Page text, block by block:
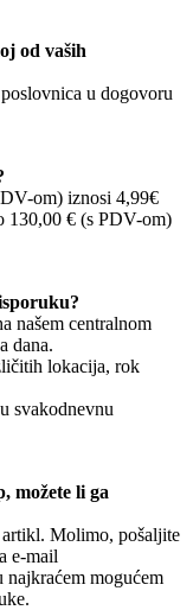
od vaših
u dogovoru
om) iznosi 4,99€
130,00 € (s PDV-om)
našem centralnom
dana.
lokacija, rok
svakodnevnu
možete li ga
Molimo, pošaljite
e-mail
najkraćem mogućem